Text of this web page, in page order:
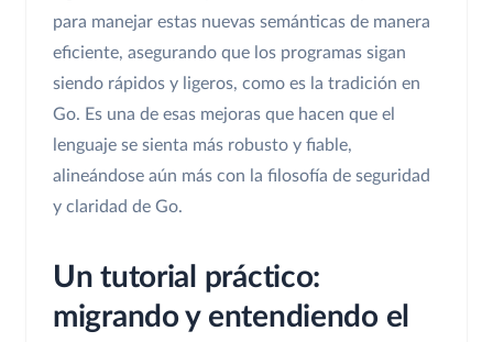
para manejar estas nuevas semánticas de manera
eficiente, asegurando que los programas sigan
siendo rápidos y ligeros, como es la tradición en
Go. Es una de esas mejoras que hacen que el
lenguaje se sienta más robusto y fiable,
alineándose aún más con la filosofía de seguridad
y claridad de Go.
Un tutorial práctico:
migrando y entendiendo el